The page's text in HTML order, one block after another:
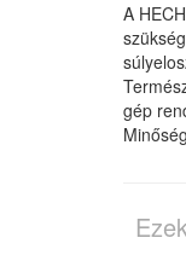
A
gép